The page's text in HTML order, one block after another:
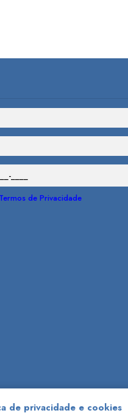
de privacidade e cookies
Termos de Privacidade